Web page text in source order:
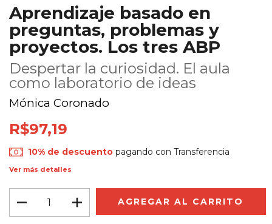
Aprendizaje basado en
preguntas, problemas y
proyectos. Los tres ABP
Despertar la curiosidad. El aula
como laboratorio de ideas
Mónica Coronado
R$97,19
10% de descuento pagando con Transferencia
Ver más detalles